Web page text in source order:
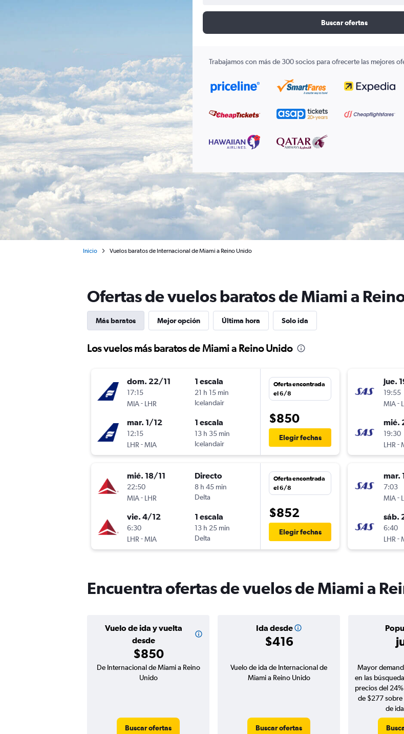
Buscar ofertas
Trabajamos con más de 300 socios para ofrecerte las mejores
Inicio Vuelos baratos de Internacional de Miami a Reino Unido
Ofertas de vuelos baratos de Miami a
Más baratos Mejor opción Última hora Solo ida
Los vuelos más baratos de Miami a Reino Unido
dom. 22/11
17:15
MIA- LHR
1 escala
21 h 15 min
Icelandair
mar. 1/12
12:15
LHR -MIA
1 escala
13 h 35 min
Icelandair
Oferta encontrada
el 6/8
$850
Elegir fechas
mié. 18/11
22:50
MIA- LHR
Directo
8 h 45 min
Delta
vie. 4/12
6:30
LHR -MIA
1 escala
13 h 25 min
Delta
Oferta encontrada
el 6/8
$852
Elegir fechas
jue.
19:55
MIA-
mié.
19:30
LHR -
mar.
7:03
MIA-
sáb.
6:40
LHR -
Encuentra ofertas de vuelos de Miami a
Vuelo de ida y vuelta
desde
$850
Ida desde
$416
De Internacional de Miami a Reino
Unido
Buscar ofertas
Vuelo de ida de Internacional de
Miami a Reino Unido
Buscar ofertas
Mayor
en las
precios del
de $277
de